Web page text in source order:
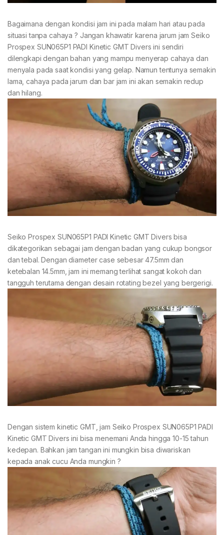
Bagaimana dengan kondisi jam ini pada malam hari atau pada
situasi tanpa cahaya ? Jangan khawatir karena jarum jam Seiko
Prospex SUN065P1 PADI Kinetic GMT Divers ini sendiri
dilengkapi dengan bahan yang mampu menyerap cahaya dan
menyala pada saat kondisi yang gelap. Namun tentunya semakin
lama, cahaya pada jarum dan bar jam ini akan semakin redup
dan hilang.
Seiko Prospex SUN065P1 PADI Kinetic GMT Divers bisa
dikategorikan sebagai jam dengan badan yang cukup bongsor
dan tebal. Dengan diameter case sebesar 47.5mm dan
ketebalan 14.5mm, jam ini memang terlihat sangat kokoh dan
tangguh terutama dengan desain rotating bezel yang bergerigi.
Dengan sistem kinetic GMT, jam Seiko Prospex SUN065P1 PADI
Kinetic GMT Divers ini bisa menemani Anda hingga 10-15 tahun
kedepan. Bahkan jam tangan ini mungkin bisa diwariskan
kepada anak cucu Anda mungkin ?